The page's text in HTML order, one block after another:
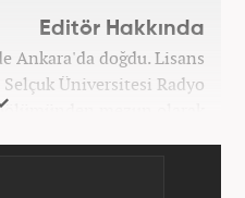
Editör Hakkında
Ankara'da doğdu. Lisans
Üniversitesi Radyo
mezun olarak